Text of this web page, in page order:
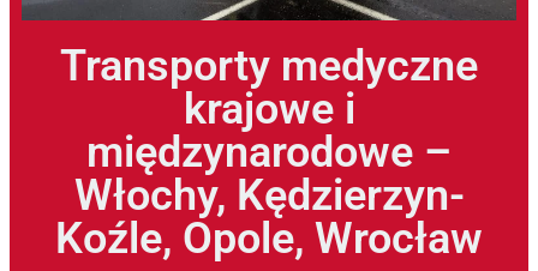
Transporty medyczne
krajowe i
międzynarodowe –
Włochy, Kędzierzyn-
Koźle, Opole, Wrocław